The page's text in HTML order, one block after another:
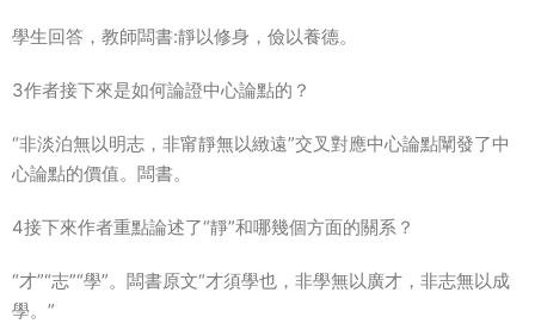
學生回答，教師闆書:靜以修身，儉以養德。
3作者接下來是如何論證中心論點的？
“非淡泊無以明志，非甯靜無以緻遠”交叉對應中心論點闡發了中
心論點的價值。闆書。
4接下來作者重點論述了“靜”和哪幾個方面的關系？
“才”“志”“學”。闆書原文“才須學也，非學無以廣才，非志無以成
學。”